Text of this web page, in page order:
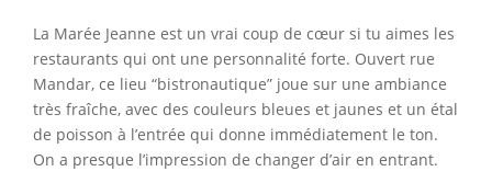
La Marée Jeanne est un vrai coup de cœur si tu aimes les
restaurants qui ont une personnalité forte. Ouvert rue
Mandar, ce lieu “bistronautique” joue sur une ambiance
très fraîche, avec des couleurs bleues et jaunes et un étal
de poisson à l’entrée qui donne immédiatement le ton.
On a presque l’impression de changer d’air en entrant.